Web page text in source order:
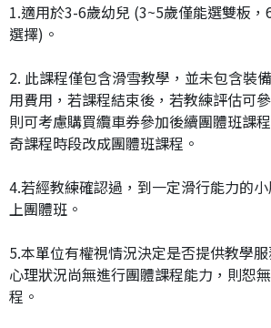
1.適用於3-6歲幼兒 (3~5歲僅能選雙板
選擇)。
2. 此課程僅包含滑雪教學，並未包含裝
用費用，若課程結束後，若教練評估可
則可考慮購買纜車券參加後續團體班課
奇課程時段改成團體班課程。
4.若經教練確認過，到一定滑行能力的
上團體班。
5.本單位有權視情況決定是否提供教學
心理狀況尚無進行團體課程能力，則恕
程。